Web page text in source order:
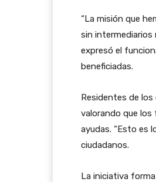
“La misión que
sin intermediarios
expresó el
beneficiadas.
Residentes de
valorando que los
ayudas. “Esto es
ciudadanos.
La iniciativa